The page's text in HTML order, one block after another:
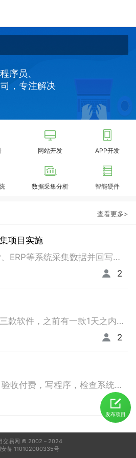
序员、
，专注解决
网站开发 APP开发
数据采集分析 智能硬件
查看更多>
项目实施
RPA项目实施，从SAP、ERP等系统采集数据并回写。请注意以下要求，不符合者请勿扰！ 1、熟悉掌握国内主流RPA设计实施，如弘玑、来也、艺赛旗等产品； 2、有大中型企业RPA流程设计、实施项目经验； 3、非远程、需要现场实施！！！！！！！
2
1，项目简介 需要逆向三款软件，之前有一款1天之内有人已经逆向出来，交付给我了。 2，功能需求 逆向出来后，不做任何功能改变，做加密授权就可以了三、人员要求 3，人员要求 精通逆向，做事速度快。不拖延项目进度，能保持实时交流，按时交付。 平台功能可正常使用，无明显bug。 提供项目源码
2
网站更新，当天工作，验收付费，写程序，检查系统，更新资料库，按发现问题及时处理，写新的广州话A l软件
5
发布项目
交易网 © 2002－2024
安备 110102000335号